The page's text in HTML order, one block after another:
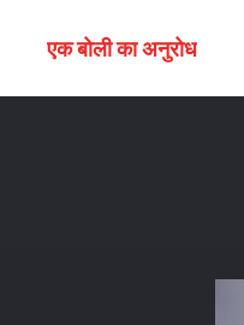
एक बोली का अनुरोध